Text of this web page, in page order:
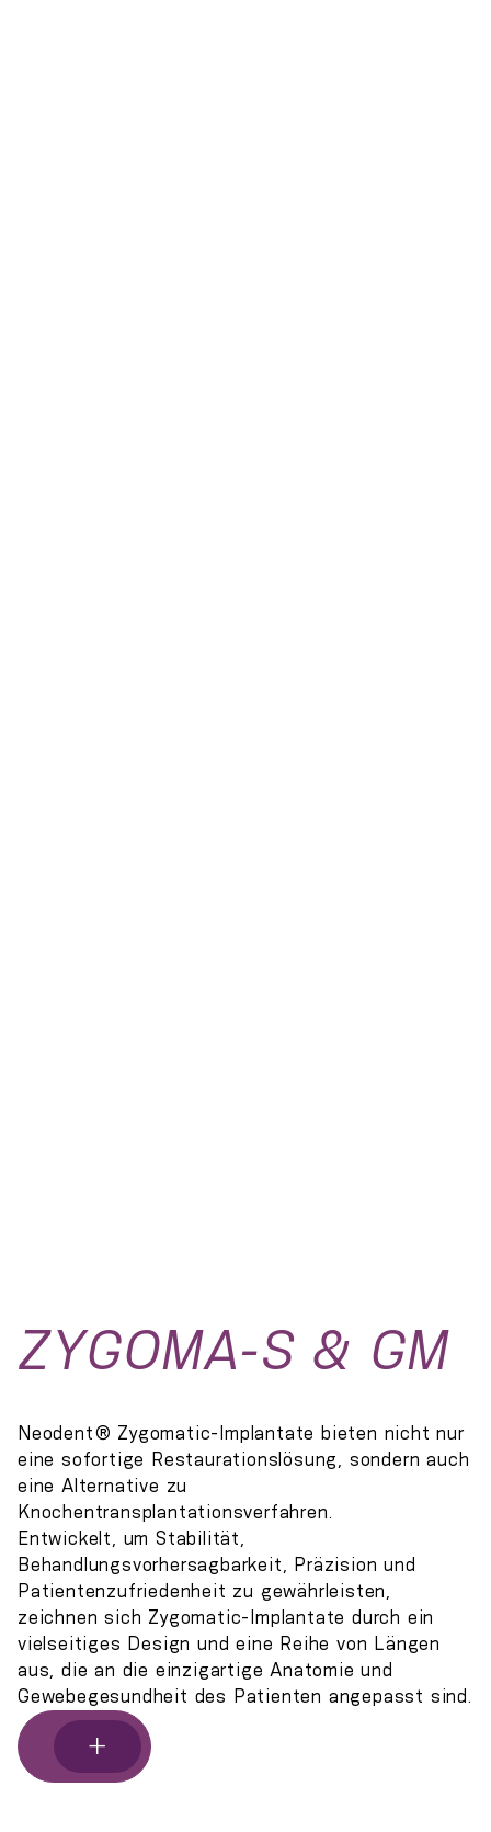
ZYGOMA-S & GM
Neodent® Zygomatic-Implantate bieten nicht nur
eine sofortige Restaurationslösung, sondern auch
eine Alternative zu
Knochentransplantationsverfahren.
Entwickelt, um Stabilität,
Behandlungsvorhersagbarkeit, Präzision und
Patientenzufriedenheit zu gewährleisten,
zeichnen sich Zygomatic-Implantate durch ein
vielseitiges Design und eine Reihe von Längen
aus, die an die einzigartige Anatomie und
Gewebegesundheit des Patienten angepasst sind.
+